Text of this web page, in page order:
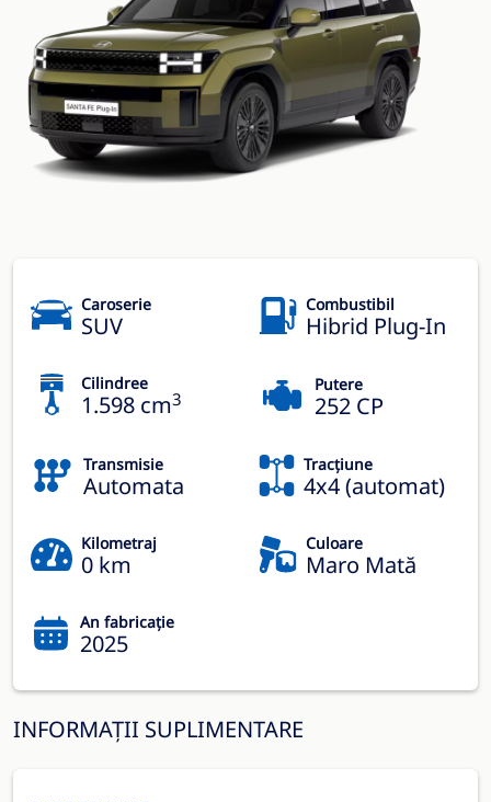
Caroserie
SUV
Combustibil
Hibrid Plug-In
Cilindree
1.598 cm3
Putere
252 CP
Transmisie
Automata
Tracțiune
4x4 (automat)
Kilometraj
0 km
Culoare
Maro Mată
An fabricație
2025
INFORMAȚII SUPLIMENTARE